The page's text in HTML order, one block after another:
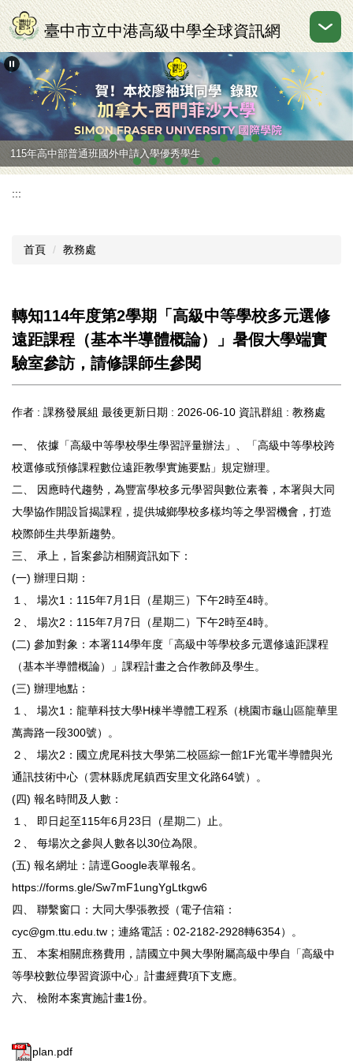
跳
到
主
要
區
臺中市立中港高級中學全球資訊網
115年高中部普通班國外申請入學優秀學生
:::
首頁 教務處
轉知114年度第2學期「高級中等學校多元選修
遠距課程（基本半導體概論）」暑假大學端實
驗室參訪，請修課師生參閱
作者 : 課務發展組 最後更新日期 : 2026-06-10 資訊群組 : 教務處
一、 依據「高級中等學校學生學習評量辦法」、「高級中等學校跨
校選修或預修課程數位遠距教學實施要點」規定辦理。
二、 因應時代趨勢，為豐富學校多元學習與數位素養，本署與大同
大學協作開設旨揭課程，提供城鄉學校多樣均等之學習機會，打造
校際師生共學新趨勢。
三、 承上，旨案參訪相關資訊如下：
(一) 辦理日期：
１、 場次1：115年7月1日（星期三）下午2時至4時。
２、 場次2：115年7月7日（星期二）下午2時至4時。
(二) 參加對象：本署114學年度「高級中等學校多元選修遠距課程
（基本半導體概論）」課程計畫之合作教師及學生。
(三) 辦理地點：
１、 場次1：龍華科技大學H棟半導體工程系（桃園市龜山區龍華里
萬壽路一段300號）。
２、 場次2：國立虎尾科技大學第二校區綜一館1F光電半導體與光
通訊技術中心（雲林縣虎尾鎮西安里文化路64號）。
(四) 報名時間及人數：
１、 即日起至115年6月23日（星期二）止。
２、 每場次之參與人數各以30位為限。
(五) 報名網址：請逕Google表單報名。
https://forms.gle/Sw7mF1ungYgLtkgw6
四、 聯繫窗口：大同大學張教授（電子信箱：
cyc@gm.ttu.edu.tw；連絡電話：02-2182-2928轉6354）。
五、 本案相關庶務費用，請國立中興大學附屬高級中學自「高級中
等學校數位學習資源中心」計畫經費項下支應。
六、 檢附本案實施計畫1份。
plan.pdf